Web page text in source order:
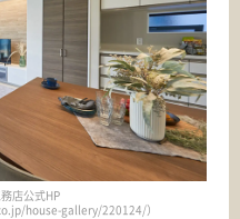
店公式HP
house-gallery/220124/）